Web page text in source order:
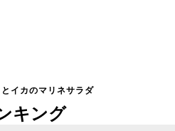
イカのマリネサラダ
キング